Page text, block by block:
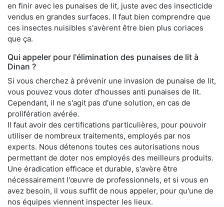
en finir avec les punaises de lit, juste avec des insecticide
vendus en grandes surfaces. Il faut bien comprendre que
ces insectes nuisibles s'avèrent être bien plus coriaces
que ça.
Qui appeler pour l'élimination des punaises de lit à
Dinan ?
Si vous cherchez à prévenir une invasion de punaise de lit,
vous pouvez vous doter d'housses anti punaises de lit.
Cependant, il ne s'agit pas d'une solution, en cas de
prolifération avérée.
Il faut avoir des certifications particulières, pour pouvoir
utiliser de nombreux traitements, employés par nos
experts. Nous détenons toutes ces autorisations nous
permettant de doter nos employés des meilleurs produits.
Une éradication efficace et durable, s'avère être
nécessairement l'œuvre de professionnels, et si vous en
avez besoin, il vous suffit de nous appeler, pour qu'une de
nos équipes viennent inspecter les lieux.